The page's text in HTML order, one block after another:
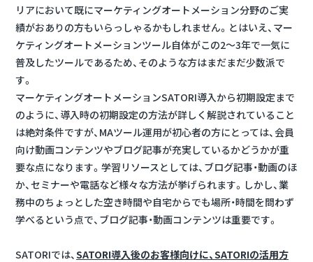
リアにおいて既にマーケティングオートメーション分野のご実
績がおありの方もいらっしゃるかもしれません。とはいえ、マー
ケティングオートメーションツール自体がこの2～3年で一気に
普及したツールであるため、そのような方はまだまだ少数派で
す。
マーケティングオートメーションSATORI導入から初期設定まで
のように、導入時の初期設定の方法が詳しく解説されていること
は絶対条件ですが、MAツール運用が初心者の方にとっては、会員
向け動画コンテンツやブログ記事が充実しているかどうかが重
要な点になります。学習リソースとしては、ブログ記事・動画のほ
か、セミナーや電話など様々な方法が挙げられます。しかし、業
務中のちょっとした空き時間や自宅からでも場所・時間を問わず
学べるという点で、ブログ記事・動画コンテンツは重要です。
SATORIでは、 SATORI導入後のお客様向けに、SATORIの活用方